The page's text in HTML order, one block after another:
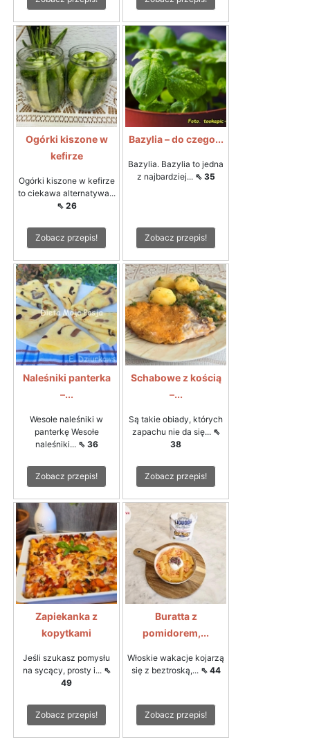
Ogórki kiszone w
kefirze
Ogórki kiszone w kefirze
to ciekawa alternatywa...
⇖ 26
Zobacz przepis!
Bazylia – do czego...
Bazylia. Bazylia to jedna
z najbardziej... ⇖ 35
Zobacz przepis!
Naleśniki panterka
–...
Wesołe naleśniki w
panterkę Wesołe
naleśniki... ⇖ 36
Zobacz przepis!
Schabowe z kością
–...
Są takie obiady, których
zapachu nie da się... ⇖
38
Zobacz przepis!
Zapiekanka z
kopytkami
Jeśli szukasz pomysłu
na sycący, prosty i... ⇖
49
Zobacz przepis!
Buratta z
pomidorem,...
Włoskie wakacje kojarzą
się z beztroską,... ⇖ 44
Zobacz przepis!